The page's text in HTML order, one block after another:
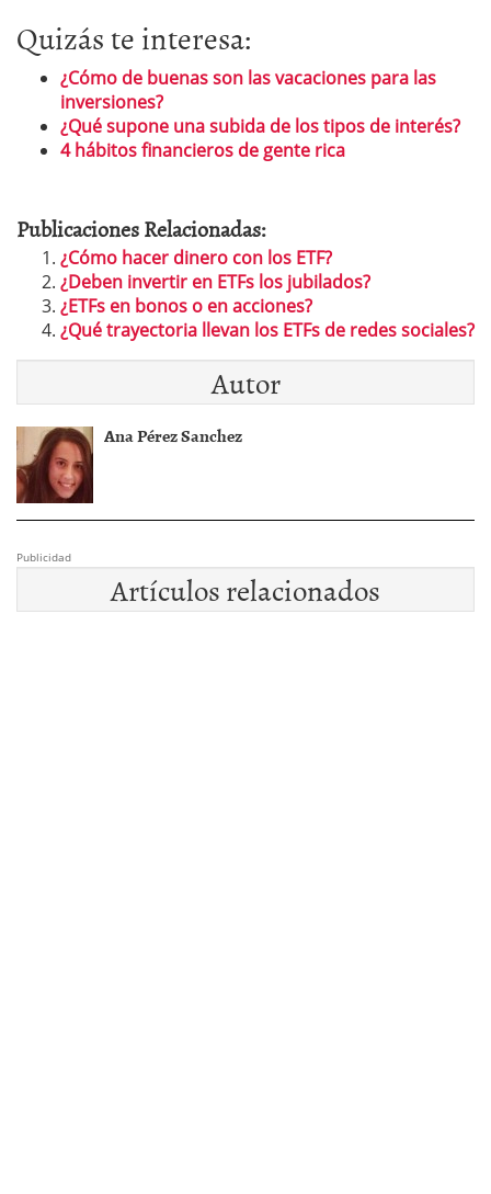
Quizás te interesa:
¿Cómo de buenas son las vacaciones para las
inversiones?
¿Qué supone una subida de los tipos de interés?
4 hábitos financieros de gente rica
Publicaciones Relacionadas:
¿Cómo hacer dinero con los ETF?
¿Deben invertir en ETFs los jubilados?
¿ETFs en bonos o en acciones?
¿Qué trayectoria llevan los ETFs de redes sociales?
Autor
Ana Pérez Sanchez
Publicidad
Artículos relacionados